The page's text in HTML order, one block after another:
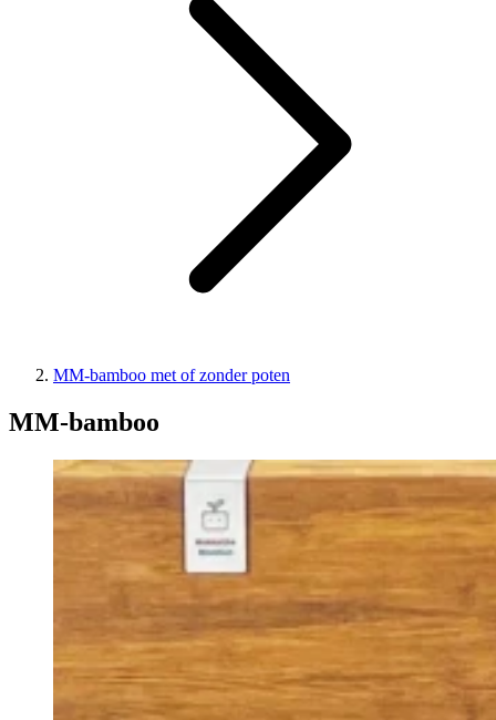
MM-bamboo met of zonder poten
MM-bamboo